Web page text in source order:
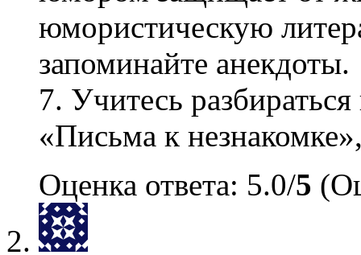
юмористическую
запоминайте анекдоты.
7. Учитесь
«Письма к
Оценка ответа: 5.0/5